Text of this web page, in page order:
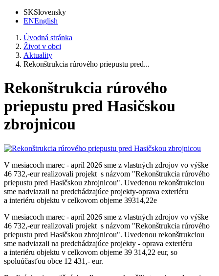
SKSlovensky
ENEnglish
Úvodná stránka
Život v obci
Aktuality
Rekonštrukcia rúrového priepustu pred...
Rekonštrukcia rúrového
priepustu pred Hasičskou
zbrojnicou
V mesiacoch marec - apríl 2026 sme z vlastných zdrojov vo výške
46 732,-eur realizovali projekt s názvom "Rekonštrukcia rúrového
priepustu pred Hasičskou zbrojnicou". Uvedenou rekonštrukciou
sme nadviazali na predchádzajúce projekty-oprava exteriéru
a interiéru objektu v celkovom objeme 39314,22e
V mesiacoch marec - apríl 2026 sme z vlastných zdrojov vo výške
46 732,-eur realizovali projekt s názvom "Rekonštrukcia rúrového
priepustu pred Hasičskou zbrojnicou". Uvedenou rekonštrukciou
sme nadviazali na predchádzajúce projekty - oprava exteriéru
a interiéru objektu v celkovom objeme 39 314,22 eur, so
spoluúčasťou obce 12 431,- eur.